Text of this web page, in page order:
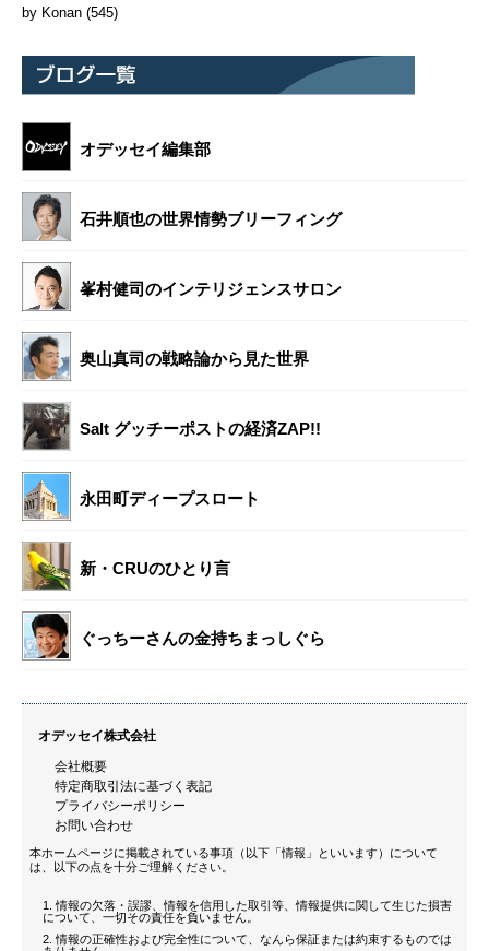
by Konan (545)
オデッセイ編集部
石井順也の世界情勢ブリーフィング
峯村健司のインテリジェンスサロン
奥山真司の戦略論から見た世界
Salt グッチーポストの経済ZAP!!
永田町ディープスロート
新・CRUのひとり言
ぐっちーさんの金持ちまっしぐら
オデッセイ株式会社
会社概要
特定商取引法に基づく表記
プライバシーポリシー
お問い合わせ
本ホームページに掲載されている事項（以下「情報」といいます）について
は、以下の点を十分ご理解ください。
情報の欠落・誤謬、情報を信用した取引等、情報提供に関して生じた損害
について、一切その責任を負いません。
情報の正確性および完全性について、なんら保証または約束するものでは